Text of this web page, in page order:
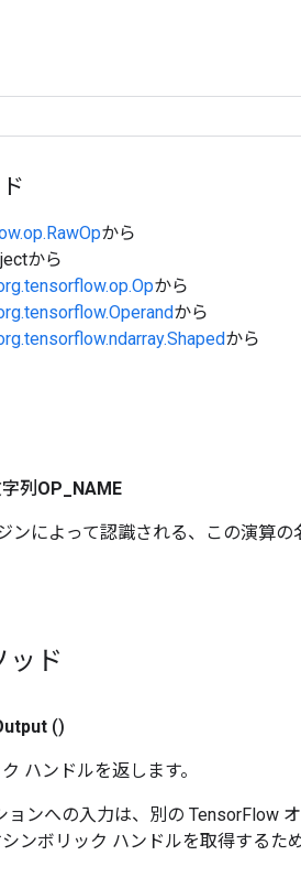
から
から
から
から
から
列OP NAME
ンによって認識される、この演算の
ッド
()
ハンドルを返します。
ョンへの入力は、別の TensorFlow
ンボリック ハンドルを取得するた